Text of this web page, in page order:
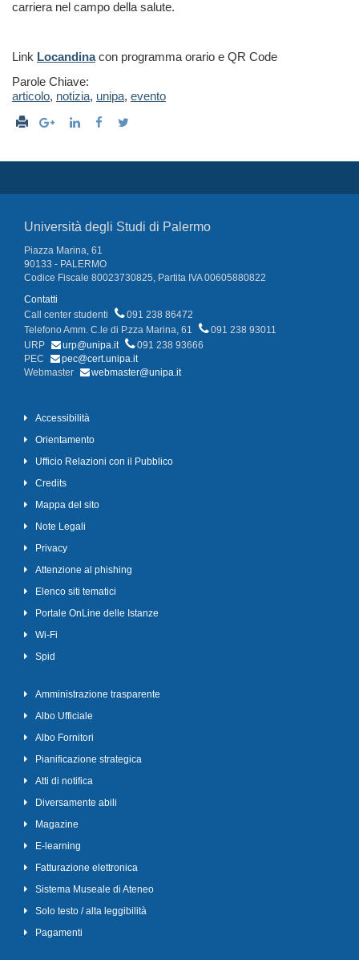
carriera nel campo della salute.
Link Locandina con programma orario e QR Code
Parole Chiave:
articolo, notizia, unipa, evento
Università degli Studi di Palermo
Piazza Marina, 61
90133 - PALERMO
Codice Fiscale 80023730825, Partita IVA 00605880822
Contatti
Call center studenti
091 238 86472
Telefono Amm. C.le di P.zza Marina, 61
091 238 93011
URP
urp@unipa.it
091 238 93666
PEC
pec@cert.unipa.it
Webmaster
webmaster@unipa.it
Accessibilità
Orientamento
Ufficio Relazioni con il Pubblico
Credits
Mappa del sito
Note Legali
Privacy
Attenzione al phishing
Elenco siti tematici
Portale OnLine delle Istanze
Wi-Fi
Spid
Amministrazione trasparente
Albo Ufficiale
Albo Fornitori
Pianificazione strategica
Atti di notifica
Diversamente abili
Magazine
E-learning
Fatturazione elettronica
Sistema Museale di Ateneo
Solo testo / alta leggibilità
Pagamenti